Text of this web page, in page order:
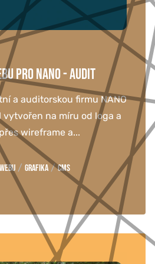
PRO NANO - AUDIT
a auditorskou firmu NANO
vytvořen na míru od loga a
wireframe a...
/ Grafika / CMS